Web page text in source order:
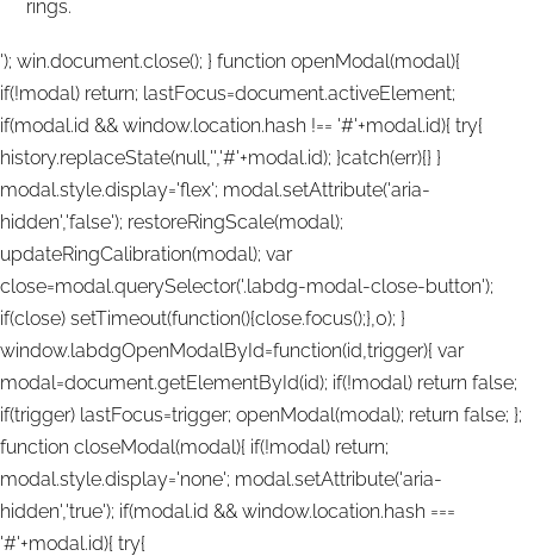
rings.
'); win.document.close(); } function openModal(modal){
if(!modal) return; lastFocus=document.activeElement;
if(modal.id && window.location.hash !== '#'+modal.id){ try{
history.replaceState(null,'','#'+modal.id); }catch(err){} }
modal.style.display='flex'; modal.setAttribute('aria-
hidden','false'); restoreRingScale(modal);
updateRingCalibration(modal); var
close=modal.querySelector('.labdg-modal-close-button');
if(close) setTimeout(function(){close.focus();},0); }
window.labdgOpenModalById=function(id,trigger){ var
modal=document.getElementById(id); if(!modal) return false;
if(trigger) lastFocus=trigger; openModal(modal); return false; };
function closeModal(modal){ if(!modal) return;
modal.style.display='none'; modal.setAttribute('aria-
hidden','true'); if(modal.id && window.location.hash ===
'#'+modal.id){ try{